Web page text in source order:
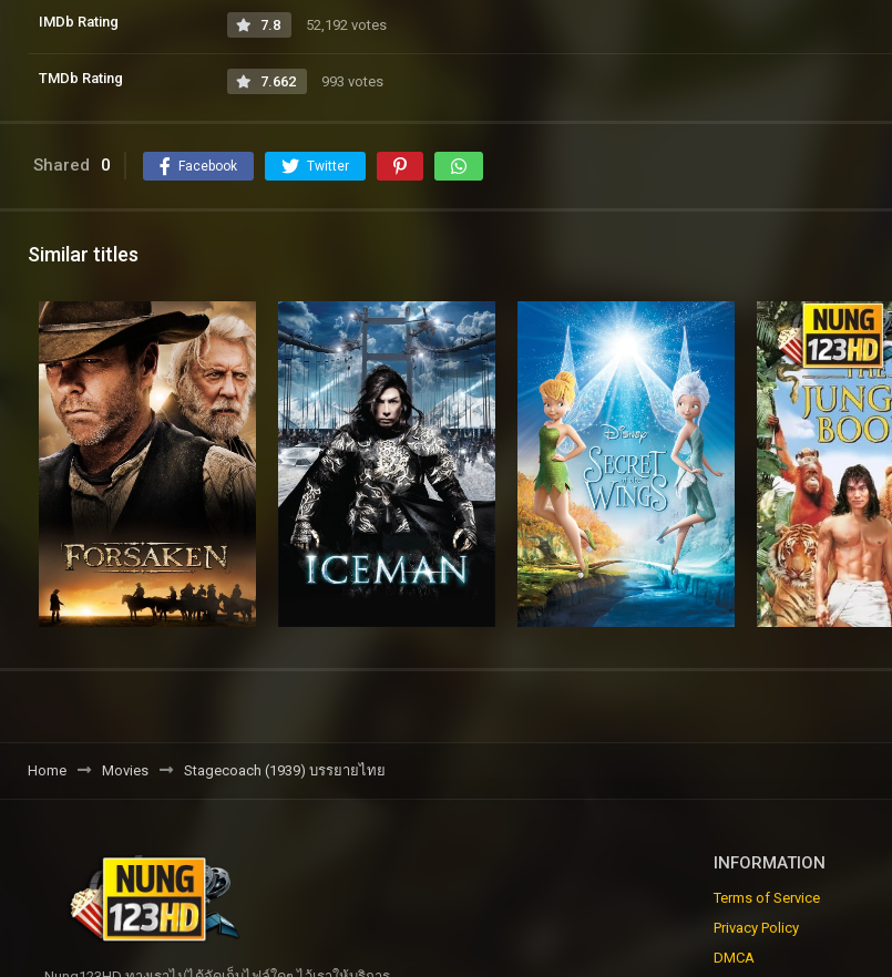
IMDb Rating 7.8 52,192 votes
TMDb Rating 7.662 993 votes
Shared 0 Facebook Twitter
Similar titles
Home Movies Stagecoach (1939) บรรยายไทย
INFORMATION
Terms of Service
Privacy Policy
DMCA